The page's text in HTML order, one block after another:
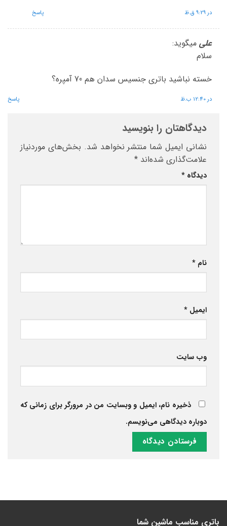
در 9:29 ق.ظ پاسخ
علی میگوید:
سلام
خسته نباشید باتری جنسیس سدان هم 70 آمپره؟
در 12:40 ب.ظ پاسخ
دیدگاهتان را بنویسید
نشانی ایمیل شما منتشر نخواهد شد. بخش‌های موردنیاز
علامت‌گذاری شده‌اند *
دیدگاه *
نام *
ایمیل *
وب‌ سایت
ذخیره نام، ایمیل و وبسایت من در مرورگر برای زمانی که
دوباره دیدگاهی می‌نویسم.
باتری مناسب ماشین شما